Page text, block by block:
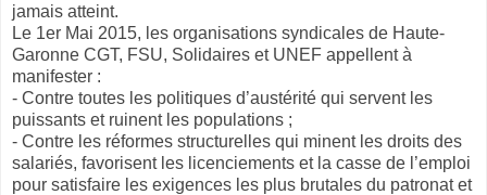
jamais atteint.
Le 1er Mai 2015, les organisations syndicales de Haute-
Garonne CGT, FSU, Solidaires et UNEF appellent à
manifester :
- Contre toutes les politiques d’austérité qui servent les
puissants et ruinent les populations ;
- Contre les réformes structurelles qui minent les droits des
salariés, favorisent les licenciements et la casse de l’emploi
pour satisfaire les exigences les plus brutales du patronat et